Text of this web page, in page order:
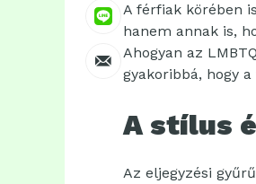
A férfiak körében
hanem annak is,
Ahogyan az
gyakoribbá, hogy
A stílus
Az eljegyzési